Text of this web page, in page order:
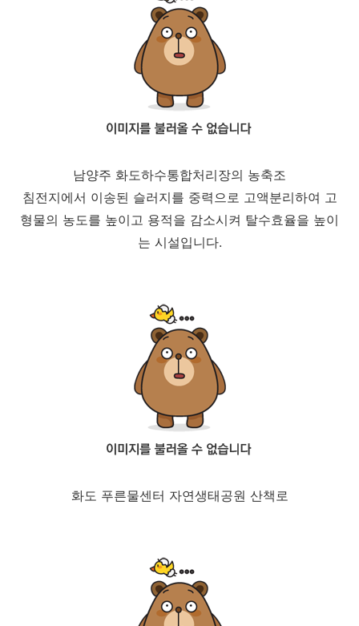
남양주 화도하수통합처리장의 농축조
침전지에서 이송된 슬러지를 중력으로 고액분리하여 고
형물의 농도를 높이고 용적을 감소시켜 탈수효율을 높이
는 시설입니다.
화도 푸른물센터 자연생태공원 산책로